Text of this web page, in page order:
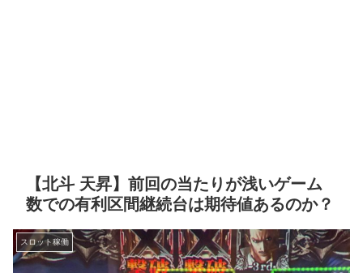
【北斗 天昇】前回の当たりが浅いゲーム
数での有利区間継続台は期待値あるのか？
スロット稼働